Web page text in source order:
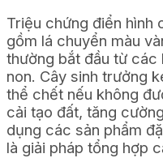
Triệu chứng điển hình
gồm lá chuyển màu
thường bắt đầu từ các
non. Cây sinh trưởng
thể chết nếu không
cải tạo đất, tăng cường
dụng các sản phẩm
là giải pháp tổng hợp